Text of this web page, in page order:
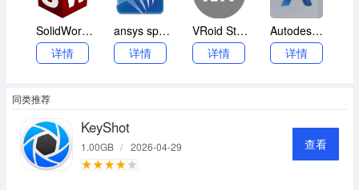
SolidWorks2025
详情
ansys spaceclaim 2017
详情
VRoid Studio
详情
Autodesk Advance Steel 2021
详情
同类推荐
KeyShot
1.00GB / 2026-04-29 查看